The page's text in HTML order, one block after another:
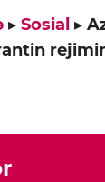
▸ Sosial ▸